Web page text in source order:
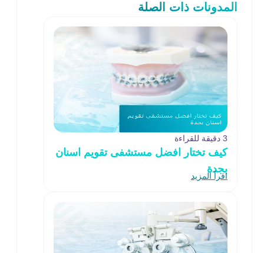
المدونات ذات الصلة
3 دقيقة للقراءة
كيف تختار افضل مستشفى تقويم اسنان
بجدة
اقرأ المزيد